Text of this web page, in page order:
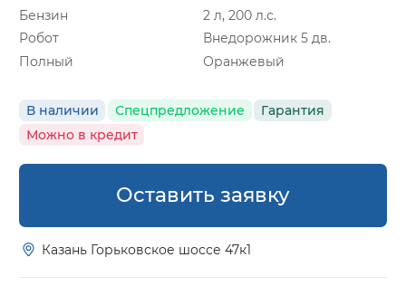
Бензин
2 л, 200 л.с.
Робот
Внедорожник 5 дв.
Полный
Оранжевый
В наличии Спецпредложение
Гарантия
Можно в кредит
Оставить заявку
Казань Горьковское шоссе 47к1